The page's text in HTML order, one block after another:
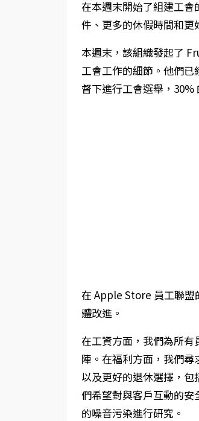
在本週末開始了組建工
件、更多的休假時間和更
本週末，該組織發起了
工會工作的細節。他們
督下進行工會選舉，
在 Apple Store 員工聯盟
體改進。
在工資方面，我們為所有
陣。在福利方面，我們尋
以及更好的退休選擇，
們希望對與客戶互動的
的噪音污染進行研究。